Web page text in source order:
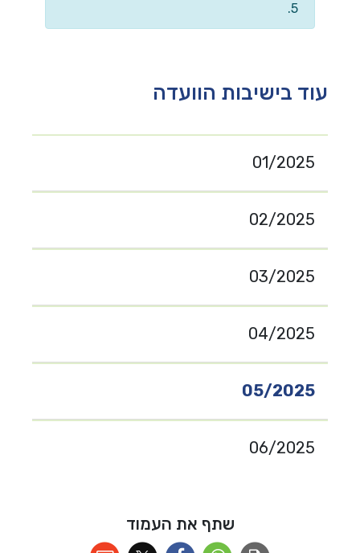
5.
עוד בישיבות הוועדה
01/2025
02/2025
03/2025
04/2025
05/2025
06/2025
שתף את העמוד